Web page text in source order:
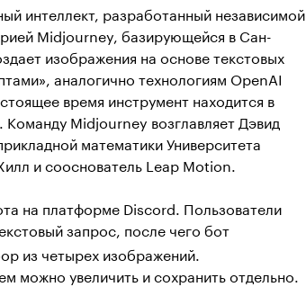
интеллект, разработанный независимой
Midjourney, базирующейся в Сан-
изображения на основе текстовых
аналогично технологиям OpenAI
время инструмент находится в
Midjourney возглавляет Дэвид
математики Университета
и сооснователь Leap Motion.
на платформе Discord. Пользователи
запрос, после чего бот
из четырех изображений.
можно увеличить и сохранить отдельно.